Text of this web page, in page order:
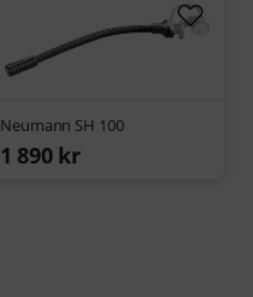
Neumann SH 100
1 890 kr